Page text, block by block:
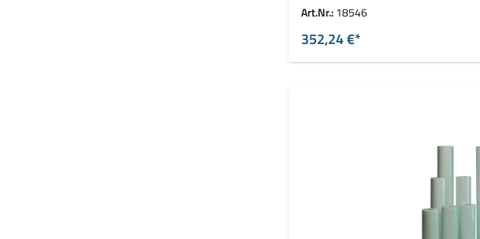
Art.Nr.:18546
352,24 €*